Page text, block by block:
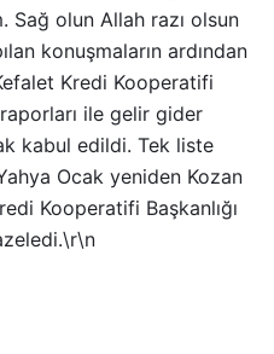
Sağ olun Allah razı olsun
konuşmaların ardından
Kredi Kooperatifi
ile gelir gider
kabul edildi. Tek liste
Ocak yeniden Kozan
Kooperatifi Başkanlığı